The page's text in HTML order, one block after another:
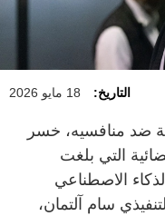
التاريخ: 18 مايو 2026
ضد منافسيه، خسر
التي بلغت
الذكاء الاصطناعي
سام آلتمان،